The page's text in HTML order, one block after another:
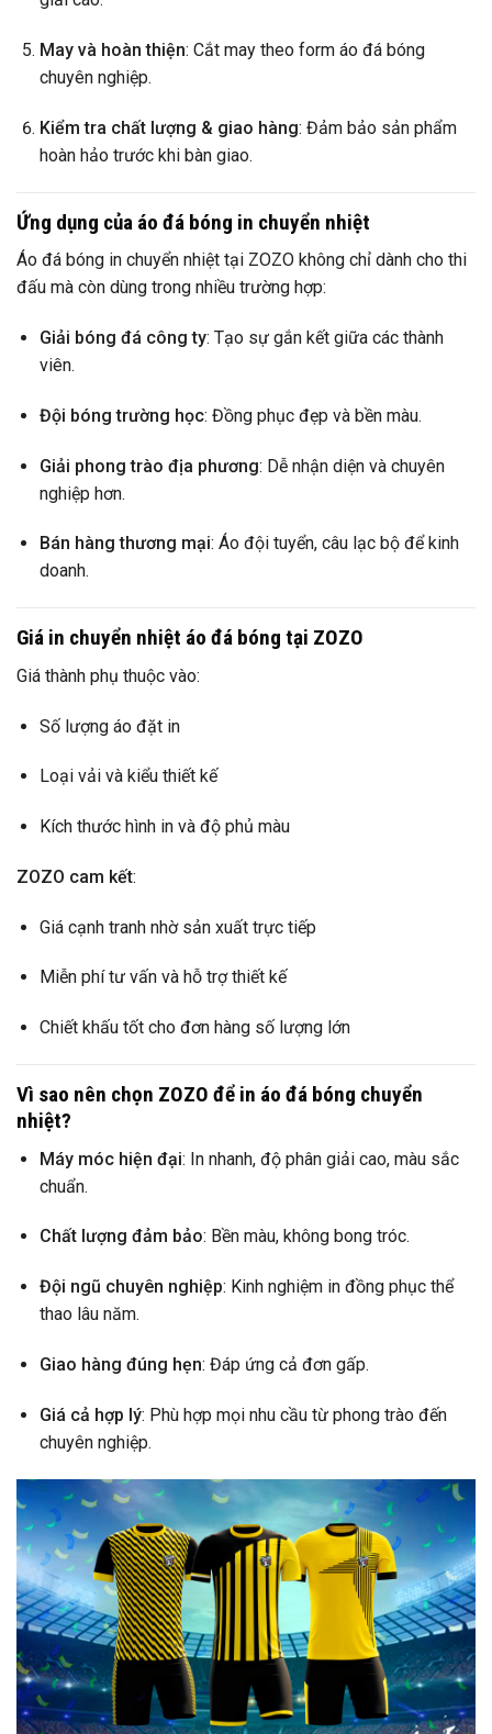
May và hoàn thiện: Cắt may theo form áo đá bóng
chuyên nghiệp.
Kiểm tra chất lượng & giao hàng: Đảm bảo sản phẩm
hoàn hảo trước khi bàn giao.
Ứng dụng của áo đá bóng in chuyển nhiệt
Áo đá bóng in chuyển nhiệt tại ZOZO không chỉ dành cho thi
đấu mà còn dùng trong nhiều trường hợp:
Giải bóng đá công ty: Tạo sự gắn kết giữa các thành
viên.
Đội bóng trường học: Đồng phục đẹp và bền màu.
Giải phong trào địa phương: Dễ nhận diện và chuyên
nghiệp hơn.
Bán hàng thương mại: Áo đội tuyển, câu lạc bộ để kinh
doanh.
Giá in chuyển nhiệt áo đá bóng tại ZOZO
Giá thành phụ thuộc vào:
Số lượng áo đặt in
Loại vải và kiểu thiết kế
Kích thước hình in và độ phủ màu
ZOZO cam kết:
Giá cạnh tranh nhờ sản xuất trực tiếp
Miễn phí tư vấn và hỗ trợ thiết kế
Chiết khấu tốt cho đơn hàng số lượng lớn
Vì sao nên chọn ZOZO để in áo đá bóng chuyển
nhiệt?
Máy móc hiện đại: In nhanh, độ phân giải cao, màu sắc
chuẩn.
Chất lượng đảm bảo: Bền màu, không bong tróc.
Đội ngũ chuyên nghiệp: Kinh nghiệm in đồng phục thể
thao lâu năm.
Giao hàng đúng hẹn: Đáp ứng cả đơn gấp.
Giá cả hợp lý: Phù hợp mọi nhu cầu từ phong trào đến
chuyên nghiệp.